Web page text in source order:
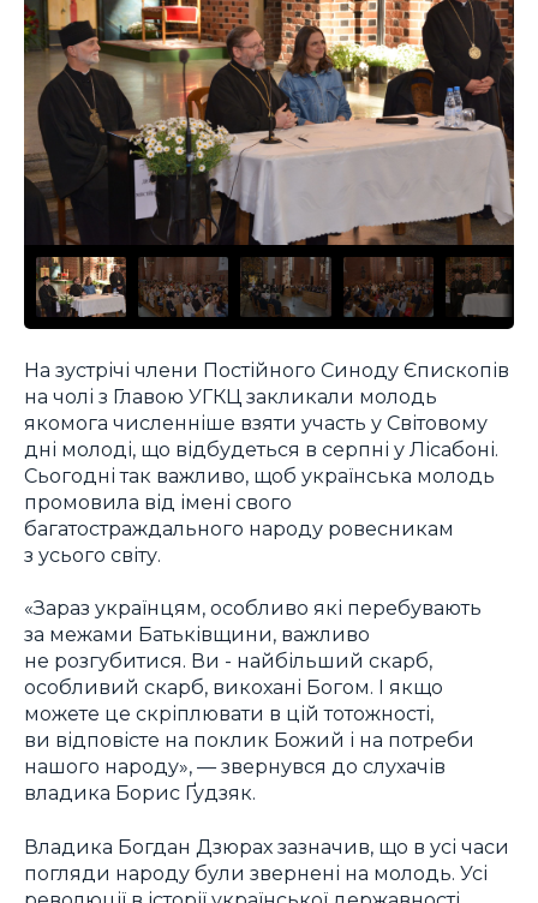
На зустрічі члени Постійного Синоду Єпископів
на чолі з Главою УГКЦ закликали молодь
якомога численніше взяти участь у Світовому
дні молоді, що відбудеться в серпні у Лісабоні.
Сьогодні так важливо, щоб українська молодь
промовила від імені свого
багатостраждального народу ровесникам
з усього світу.
«Зараз українцям, особливо які перебувають
за межами Батьківщини, важливо
не розгубитися. Ви - найбільший скарб,
особливий скарб, викохані Богом. І якщо
можете це скріплювати в цій тотожності,
ви відповісте на поклик Божий і на потреби
нашого народу», — звернувся до слухачів
владика Борис Ґудзяк.
Владика Богдан Дзюрах зазначив, що в усі часи
погляди народу були звернені на молодь. Усі